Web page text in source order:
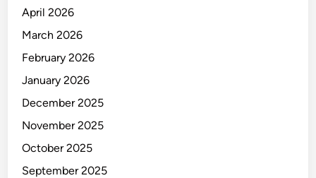
April 2026
March 2026
February 2026
January 2026
December 2025
November 2025
October 2025
September 2025